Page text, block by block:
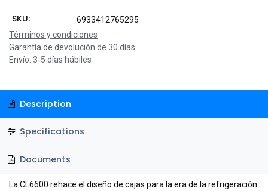
SKU:
6933412765295
Términos y condiciones
Garantía de devolución de 30 días
Envío: 3-5 días hábiles
Description
Specifications
Documents
La CL6600 rehace el diseño de cajas para la era de la refrigeración